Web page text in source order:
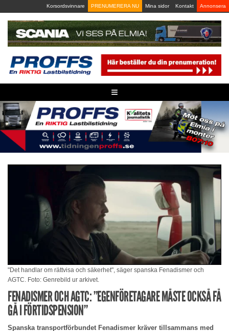
to
content
Korsordsvinnare PRENUMERERA NU Mina sidor Kontakt Annonsera
≡
"Det handlar om rättvisa och säkerhet", säger spanska Fenadismer och
AGTC. Foto: Genrebild ur arkivet.
FENADISMER OCH AGTC: ”EGENFÖRETAGARE MÅSTE OCKSÅ FÅ
GÅ I FÖRTIDSPENSION”
Spanska transportförbundet Fenadismer kräver tillsammans med